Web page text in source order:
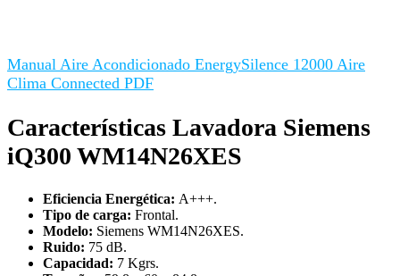
Manual Aire Acondicionado EnergySilence 12000 Aire
Clima Connected PDF
Características Lavadora Siemens
iQ300 WM14N26XES
Eficiencia Energética: A+++.
Tipo de carga: Frontal.
Modelo: Siemens WM14N26XES.
Ruido: 75 dB.
Capacidad: 7 Kgrs.